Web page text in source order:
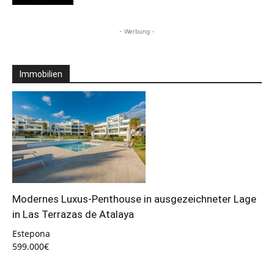
- Werbung -
Immobilien
Modernes Luxus-Penthouse in ausgezeichneter Lage
in Las Terrazas de Atalaya
Estepona
599.000€